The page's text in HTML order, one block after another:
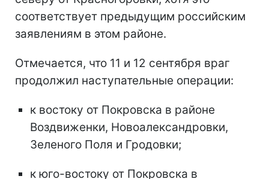
соответствует предыдущим российским
заявлениям в этом районе.
Отмечается, что 11 и 12 сентября враг
продолжил наступательные операции:
к востоку от Покровска в районе
Воздвиженки, Новоалександровки,
Зеленого Поля и Гродовки;
к юго-востоку от Покровска в